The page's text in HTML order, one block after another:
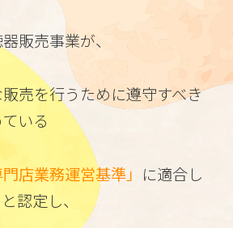
販売事業が、
売を行うために遵守すべき
いる
店業務運営基準」 に適合し
認定し、